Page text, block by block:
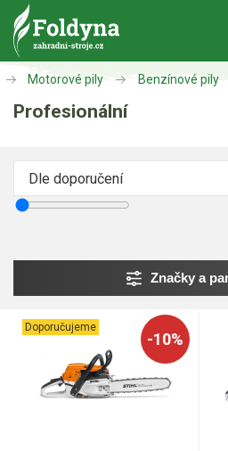
Zahradní traktory
Zahradní traktory
Aku traktory
Příslušenství
Sekačky
Benzínové sekačky
Akumulátorové sekačky
Robotické sekačky
Bubnové sekačky
Motorové pily Benzínové pily
Profesionální
Značky a
Doporučujeme
-10%